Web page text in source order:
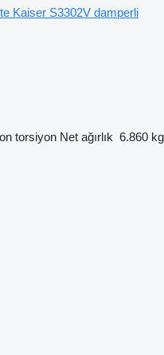
Kaiser S3302V damperli
torsiyon Net ağırlık 6.860 kg